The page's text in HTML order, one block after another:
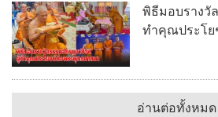
พิธีมอบรางวั
ทำคุณประโ
อ่านต่อทั้งหมด